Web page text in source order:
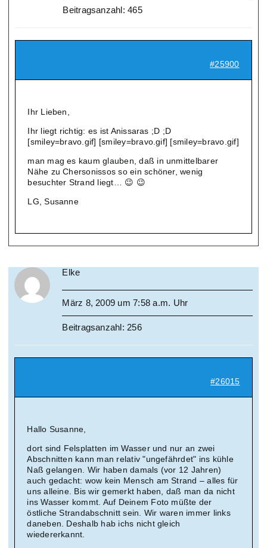
Beitragsanzahl: 465
#25900
Ihr Lieben,
Ihr liegt richtig: es ist Anissaras ;D ;D
[smiley=bravo.gif] [smiley=bravo.gif] [smiley=bravo.gif]
man mag es kaum glauben, daß in unmittelbarer
Nähe zu Chersonissos so ein schöner, wenig
besuchter Strand liegt… 😉 😉
LG, Susanne
Elke
März 8, 2009 um 7:58 a.m. Uhr
Beitragsanzahl: 256
#26015
Hallo Susanne,
dort sind Felsplatten im Wasser und nur an zwei
Abschnitten kann man relativ "ungefährdet" ins kühle
Naß gelangen. Wir haben damals (vor 12 Jahren)
auch gedacht: wow kein Mensch am Strand – alles für
uns alleine. Bis wir gemerkt haben, daß man da nicht
ins Wasser kommt. Auf Deinem Foto müßte der
östliche Strandabschnitt sein. Wir waren immer links
daneben. Deshalb hab ichs nicht gleich
wiedererkannt.